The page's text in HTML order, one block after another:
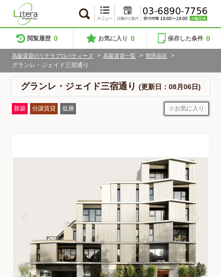
閲覧履歴 0 お気に入り 0 保存した条件 0
高級賃貸のリテラプロパティーズ > 高級賃貸一覧 > 世田谷区
>
グランレ・ジェイド三宿通り
グランレ・ジェイド三宿通り (更新日：08月06日)
新築 分譲賃貸 低層 お気に入り